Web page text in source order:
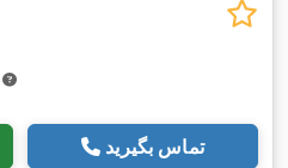
تماس بگیرید